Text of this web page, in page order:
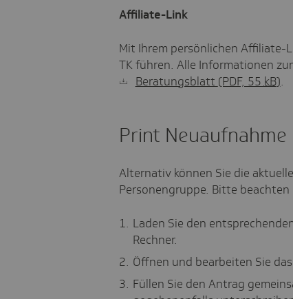
Affiliate-Link
Mit Ihrem persönlichen Affiliate-
TK führen. Alle Informationen
Beratungsblatt (PDF, 55 kB).
Print Neuaufnahme
Alternativ können Sie die
Personengruppe. Bitte
Laden Sie den
Rechner.
Öffnen und bearbeiten Sie
Füllen Sie den Antrag